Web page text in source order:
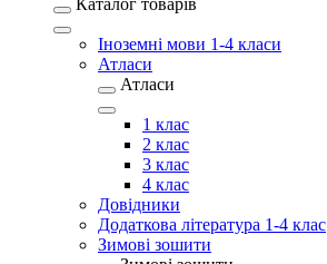
Каталог товарів
Іноземні мови 1-4 класи
Атласи
Атласи
1 клас
2 клас
3 клас
4 клас
Довідники
Додаткова література 1-4 клас
Зимові зошити